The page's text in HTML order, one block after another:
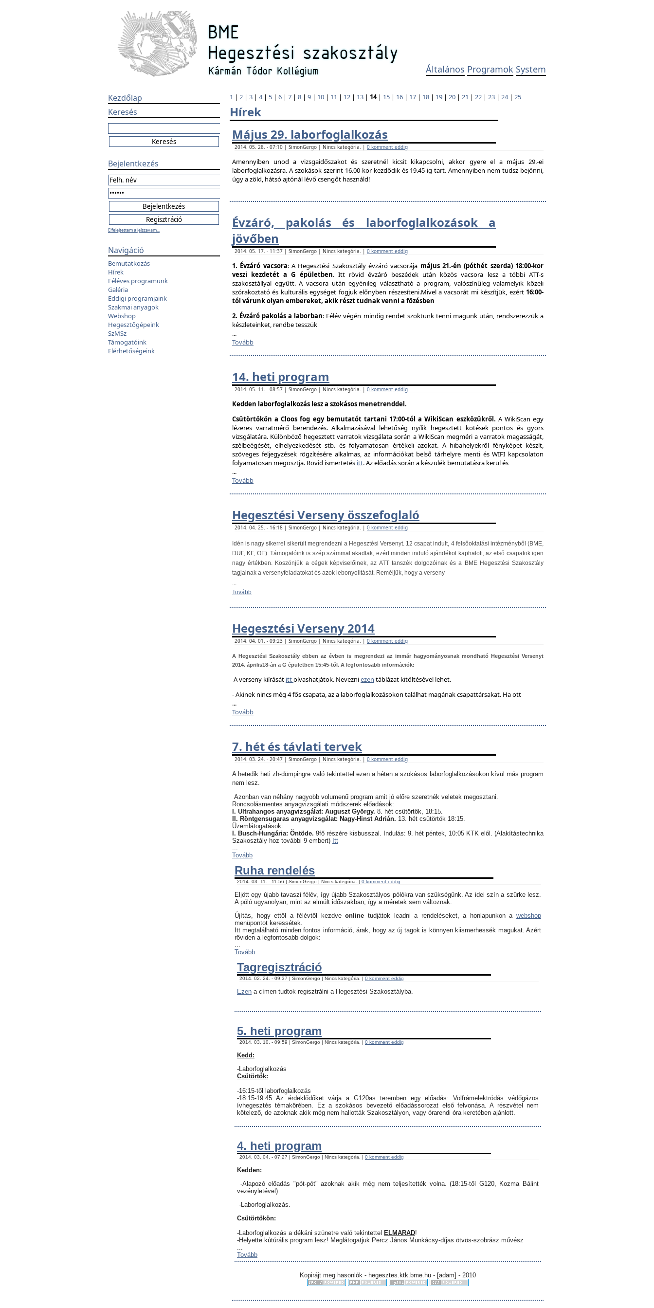
Általános Programok System
Kezdőlap
Keresés
Bejelentkezés
Elfelejtettem a jelszavam...
Navigáció
Bemutatkozás
Hírek
Féléves programunk
Galéria
Eddigi programjaink
Szakmai anyagok
Webshop
Hegesztőgépeink
SzMSz
Támogatóink
Elérhetőségeink
1 | 2 | 3 | 4| 5 | 6 | 7 | 8 | 9 | 10 | 11 | 12 | 13 | 14| 15 | 16 | 17 | 18 | 19 | 20 | 21 | 22 | 23 | 24| 25
Hírek
Május 29. laborfoglalkozás
2014. 05. 28. - 07:10 | SimonGergo | Nincs kategória. | 0 komment eddig
Amennyiben unod a vizsgaidőszakot és szeretnél kicsit kikapcsolni, akkor gyere el a május 29.-ei
laborfoglalkozásra. A szokások szerint 16.00-kor kezdődik és 19.45-ig tart. Amennyiben nem tudsz bejönni,
úgy a zöld, hátsó ajtónál lévő csengőt használd!
Évzáró, pakolás és laborfogla​lkozások a
jövőben
2014. 05. 17. - 11:37 | SimonGergo | Nincs kategória. | 0 komment eddig
1. Évzáró vacsora: A Hegesztési Szakosztály évzáró vacsorája május 21.-én (póthét szerda) 18:00-kor
veszi kezdetét a G épületben. Itt rövid évzáró beszédek után közös vacsora lesz a többi ATT-s
szakosztállyal együtt. A vacsora után egyénileg választható a program, valószínűleg valamelyik közeli
szórakoztató és kulturális egységet fogjuk előnyben részesíteni.Mivel a vacsorát mi készítjük, ezért 16:00-
tól várunk olyan embereket, akik részt tudnak venni a főzésben
2. Évzáró pakolás a laborban: Félév végén mindig rendet szoktunk tenni magunk után, rendszerezzük a
készleteinket, rendbe tesszük
...
Tovább
14. heti program
2014. 05. 11. - 08:57 | SimonGergo | Nincs kategória. | 0 komment eddig
Kedden laborfoglalkozás lesz a szokásos menetrenddel.
Csütörtökön a Cloos fog egy bemutatót tartani 17:00-tól a WikiScan eszközükről. A WikiScan egy
lézeres varratmérő berendezés. Alkalmazásával lehetőség nyílik hegesztett kötések pontos és gyors
vizsgálatára. Különböző hegesztett varratok vizsgálata során a WikiScan megméri a varratok magasságát,
szélbeégését, elhelyezkedését stb. és folyamatosan értékeli azokat. A hibahelyekről fényképet készít,
szöveges feljegyzések rögzítésére alkalmas, az információkat belső tárhelyre menti és WIFI kapcsolaton
folyamatosan megosztja. Rövid ismertetés itt. Az előadás során a készülék bemutatásra kerül és
...
Tovább
Hegesztési Verseny összefoglaló
2014. 04. 25. - 16:18 | SimonGergo | Nincs kategória. | 0 komment eddig
Idén is nagy sikerrel sikerült megrendezni a Hegesztési Versenyt. 12 csapat indult, 4 felsőoktatási intézményből (BME,
DUF, KF, OE). Támogatóink is szép számmal akadtak, ezért minden induló ajándékot kaphatott, az első csapatok igen
nagy értékben. Köszönjük a cégek képviselőinek, az ATT tanszék dolgozóinak és a BME Hegesztési Szakosztály
tagjainak a versenyfeladatokat és azok lebonyolítását. Reméljük, hogy a verseny
...
Tovább
Hegesztési Verseny 2014
2014. 04. 01. - 09:23 | SimonGergo | Nincs kategória. | 0 komment eddig
A Hegesztési Szakosztály ebben az évben is megrendezi az immár hagyományosnak mondható Hegesztési Versenyt
2014. április18-án a G épületben 15:45-től. A legfontosabb információk:
A verseny kiírását ittolvashatjátok. Nevezniezen táblázat kitöltésével lehet.
- Akinek nincs még 4 fős csapata, az a laborfoglalkozásokon találhat magának csapattársakat. Ha ott
...
Tovább
7. hét és távlati tervek
2014. 03. 24. - 20:47 | SimonGergo | Nincs kategória. | 0 komment eddig
A hetedik heti zh-dömpingre való tekintettel ezen a héten a szokásos laborfoglalkozásokon kívül más program
nem lesz.
Azonban van néhány nagyobb volumenű program amit jó előre szeretnék veletek megosztani.
Roncsolásmentes anyagvizsgálati módszerek előadások:
I. Ultrahangos anyagvizsgálat: Auguszt György. 8. hét csütörtök, 18:15.
II. Röntgensugaras anyagvizsgálat: Nagy-Hinst Adrián. 13. hét csütörtök 18:15.
Üzemlátogatások:
I. Busch-Hungária: Öntöde. 9fő részére kisbusszal. Indulás: 9. hét péntek, 10:05 KTK elől. (Alakítástechnika
Szakosztály hoz további 9 embert) Itt
...
Tovább
Ruha rendelés
2014. 03. 11. - 11:56 | SimonGergo | Nincs kategória. | 0 komment eddig
Eljött egy újabb tavaszi félév, így újabb Szakosztályos pólókra van szükségünk. Az idei szín a szürke lesz.
A póló ugyanolyan, mint az elmúlt időszakban, így a méretek sem változnak.
Újítás, hogy ettől a félévtől kezdveonline tudjátok leadni a rendeléseket, a honlapunkon awebshop
menüpontot keressétek.
Itt megtalálható minden fontos információ, árak, hogy az új tagok is könnyen kiismerhessék magukat. Azért
röviden a legfontosabb dolgok:
...
Tovább
Tagregisztráció
2014. 02. 24. - 09:37 | SimonGergo | Nincs kategória. | 0 komment eddig
Ezen a címen tudtok regisztrálni a Hegesztési Szakosztályba.
5. heti program
2014. 03. 10. - 09:59 | SimonGergo | Nincs kategória. | 0 komment eddig
Kedd:
-Laborfoglalkozás
Csütörtök:
-16:15-től laborfoglalkozás
-18:15-19:45 Az érdeklődőket várja a G120as teremben egy előadás: Volfrámelektródás védőgázos
ívhegesztés témakörében. Ez a szokásos bevezető előadássorozat első felvonása. A részvétel nem
kötelező, de azoknak akik még nem hallották Szakosztályon, vagy órarendi óra keretében ajánlott.
4. heti program
2014. 03. 04. - 07:27 | SimonGergo | Nincs kategória. | 0 komment eddig
Kedden:
-Alapozó előadás "pót-pót" azoknak akik még nem teljesítették volna. (18:15-től G120, Kozma Bálint
vezényletével)
-Laborfoglalkozás.
Csütörtökön:
-Laborfoglalkozás a dékáni szünetre való tekintettel ELMARAD!
-Helyette kútúrális program lesz! Meglátogatjuk Percz János Munkácsy-díjas ötvös-szobrász művész
...
Tovább
Kopirájt meg hasonlók - hegesztes.ktk.bme.hu - [adam] - 2010